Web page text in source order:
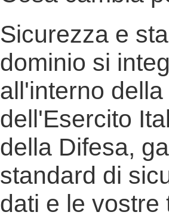
Sicurezza e
dominio si
all'interno
dell'Esercito
della Difesa,
standard di
dati e le vostre